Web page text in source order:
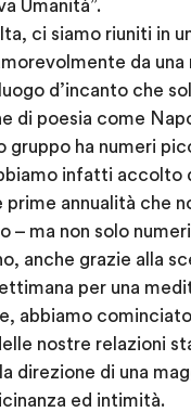
Umanità”.
ci siamo riuniti in
da una
d’incanto che
di poesia come
gruppo ha numeri
infatti accolto
annualità che
– ma non solo
anche grazie alla
per una
abbiamo
nostre relazioni
direzione di una
ed intimità.